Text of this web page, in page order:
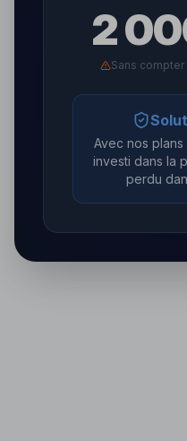
2
Sans
Avec nos plans
investi dans la
perdu